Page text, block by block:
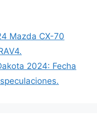
Mazda CX-70
2024: Fecha